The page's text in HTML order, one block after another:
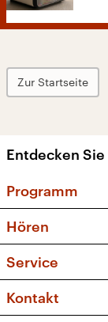
Zur Startseite
Entdecken
Programm
Musikliste
Kakadu
Hören
Service
FAQ
Apps
Kontakt